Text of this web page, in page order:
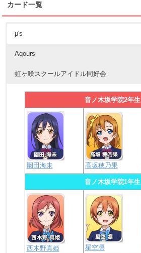
カード一覧
μ's
Aqours
虹ヶ咲スクールアイドル同好会
音ノ木坂学院2年生
園田海未 高坂穂乃果
音ノ木坂学院1年生
西木野真姫 星空凛